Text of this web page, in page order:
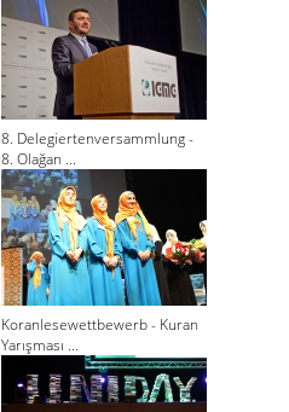
8. Delegiertenversammlung -
8. Olağan ...
Koranlesewettbewerb - Kuran
Yarışması ...